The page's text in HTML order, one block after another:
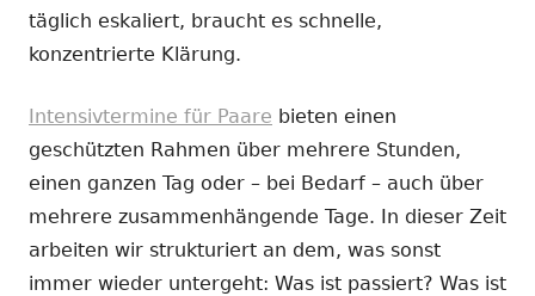
täglich eskaliert, braucht es schnelle,
konzentrierte Klärung.
Intensivtermine für Paare bieten einen
geschützten Rahmen über mehrere Stunden,
einen ganzen Tag oder – bei Bedarf – auch über
mehrere zusammenhängende Tage. In dieser Zeit
arbeiten wir strukturiert an dem, was sonst
immer wieder untergeht: Was ist passiert? Was ist